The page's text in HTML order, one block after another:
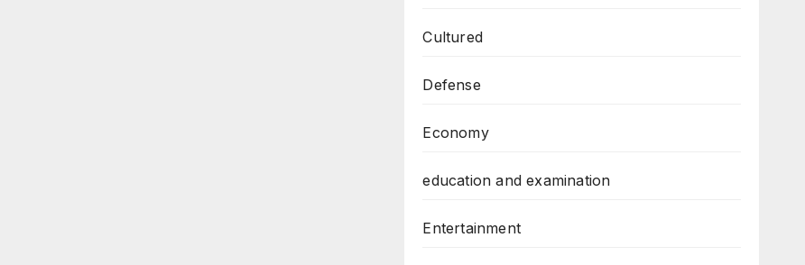
Cultured
Defense
Economy
education and examination
Entertainment